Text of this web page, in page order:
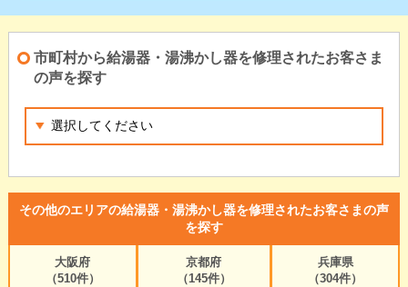
市町村から給湯器・湯沸かし器を修理されたお客さま
の声を探す
その他のエリアの給湯器・湯沸かし器を修理されたお客さまの声
を探す
大阪府
（510件）
京都府
（145件）
兵庫県
（304件）